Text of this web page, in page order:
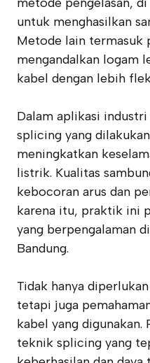
untuk menghasilkan
Metode lain termasuk
mengandalkan logam
kabel dengan lebih
Dalam aplikasi
splicing yang
meningkatkan
listrik. Kualitas
kebocoran arus dan
karena itu, praktik ini
yang berpengalaman
Bandung.
Tidak hanya
tetapi juga
kabel yang digunakan.
teknik splicing yang